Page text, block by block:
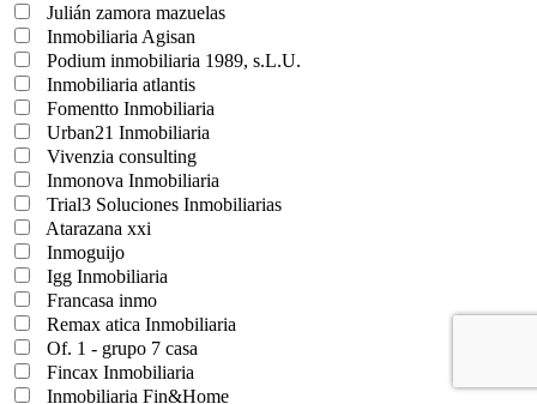
Julián zamora mazuelas
Inmobiliaria Agisan
Podium inmobiliaria 1989, s.L.U.
Inmobiliaria atlantis
Fomentto Inmobiliaria
Urban21 Inmobiliaria
Vivenzia consulting
Inmonova Inmobiliaria
Trial3 Soluciones Inmobiliarias
Atarazana xxi
Inmoguijo
Igg Inmobiliaria
Francasa inmo
Remax atica Inmobiliaria
Of. 1 - grupo 7 casa
Fincax Inmobiliaria
Inmobiliaria Fin&Home